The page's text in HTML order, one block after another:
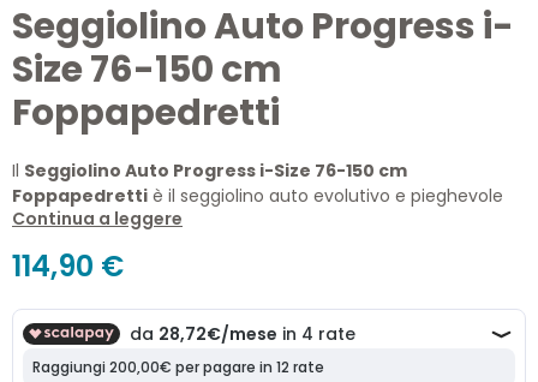
Seggiolino Auto Progress i-
Size 76-150 cm
Foppapedretti
Il Seggiolino Auto Progress i-Size 76-150 cm
Foppapedretti è il seggiolino auto evolutivo e pieghevole
progettato per accompagnare il bambino dai 15 mesi fino a
installazione Isofix, seduta reclinabile, protezione laterale
Continua a leggere
114,90 €